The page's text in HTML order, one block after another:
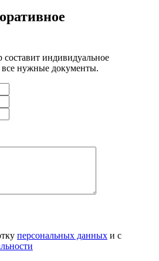
индивидуальное
нужные документы.
персональных данных и с